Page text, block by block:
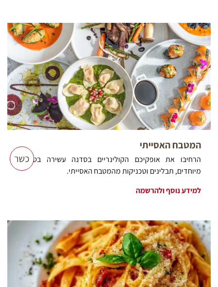
המטבח האסייתי
הרחיבו את אופקיכם הקולינריים בסדנה עשירה בטעמים
מיוחדים, תבלינים וטכניקות מהמטבח האסייתי.
למידע נוסף ולהרשמה